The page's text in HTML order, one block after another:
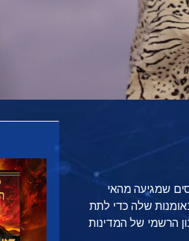
שמגיעה מהאי
שלה כדי לתת
הרשמי של המדינות